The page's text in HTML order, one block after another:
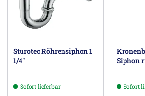
Sturotec Röhrensiphon 1
1/4"
Sofort lieferbar
Siphon
Sofort